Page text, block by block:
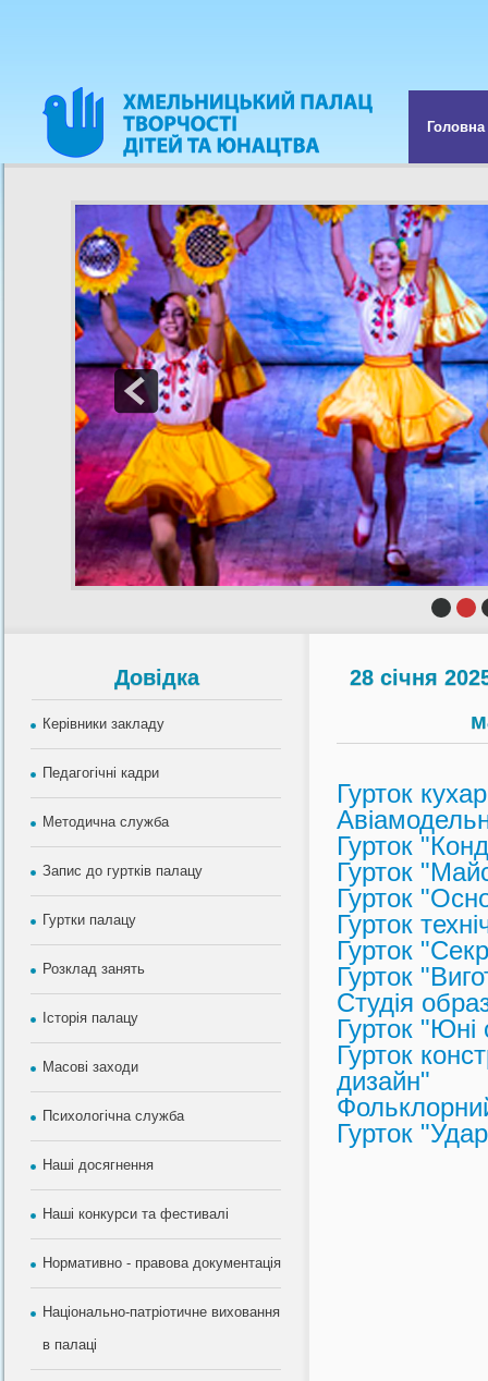
Головна
Довiдка
Керівники закладу
Педагогічні кадри
Методична служба
Запис до гуртків палацу
Гуртки палацу
Розклад занять
Історія палацу
Масові заходи
Психологічна служба
Наші досягнення
Наші конкурси та фестивалі
Нормативно - правова документація
Національно-патріотичне виховання
в палаці
28 січня
Гурток
Гурток
Гурток
Гурток
Гурток
Гурток
Гурток
Студія
Гурток "Юні
Гурток
дизайн"
Гурток